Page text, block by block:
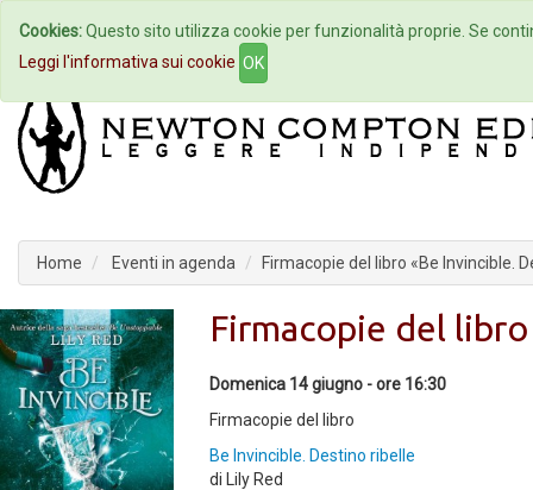
Home Autori Eventi
Home Eventi in agenda Firmacopie del libro «Be Invincible.
Firmacopie del
Domenica 14 giugno - ore 16:30
Firmacopie del libro
Be Invincible. Destino ribelle
di Lily Red
Cookies:Questo sito utilizza cookie per funzionalità proprie. Se
Leggi l'informativa sui cookie OK